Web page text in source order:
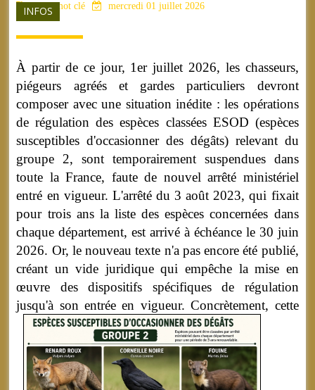
INFOS
aucun mot clé mercredi 01 juillet 2026
À partir de ce jour, 1er juillet 2026, les chasseurs,
piégeurs agréés et gardes particuliers devront
composer avec une situation inédite : les opérations
de régulation des espèces classées ESOD (espèces
susceptibles d'occasionner des dégâts) relevant du
groupe 2, sont temporairement suspendues dans
toute la France, faute de nouvel arrêté ministériel
entré en vigueur. L'arrêté du 3 août 2023, qui fixait
pour trois ans la liste des espèces concernées dans
chaque département, est arrivé à échéance le 30 juin
2026. Or, le nouveau texte n'a pas encore été publié,
créant un vide juridique qui empêche la mise en
œuvre des dispositifs spécifiques de régulation
jusqu'à son entrée en vigueur.Concrètement, cette